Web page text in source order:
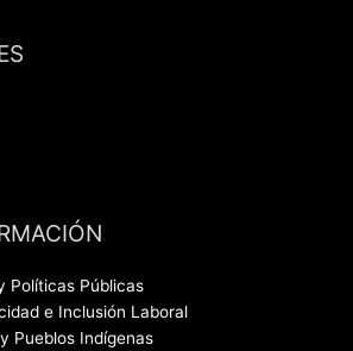
Políticas Públicas
e Inclusión Laboral
Pueblos Indígenas